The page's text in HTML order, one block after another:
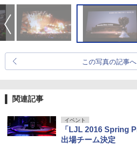
この写真の記事へ
関連記事
イベント
「LJL 2016 Spring
出場チーム決定